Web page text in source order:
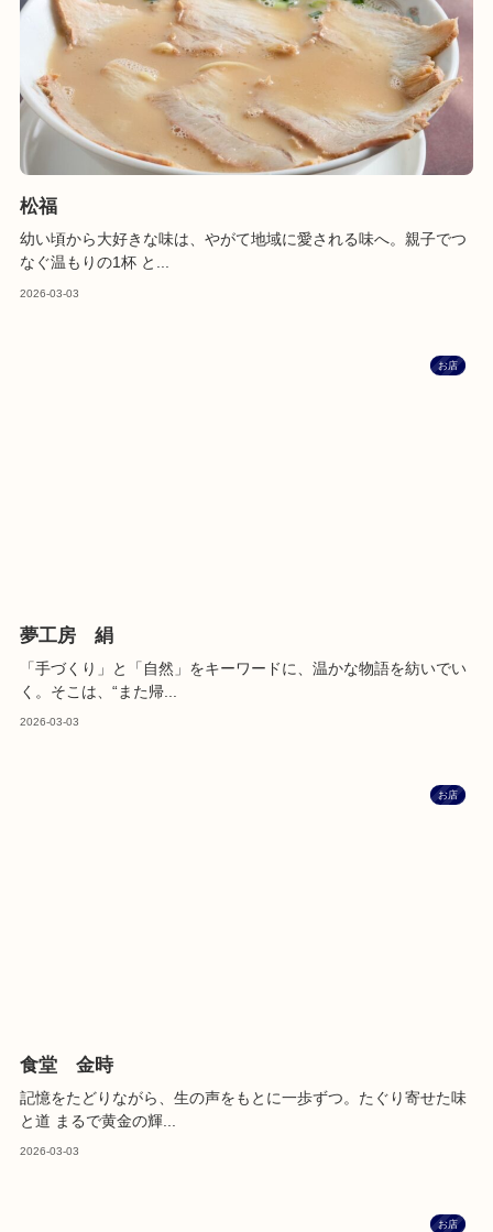
松福
幼い頃から大好きな味は、やがて地域に愛される味へ。親子でつ
なぐ温もりの1杯 と...
2026-03-03
お店
夢工房 絹
「手づくり」と「自然」をキーワードに、温かな物語を紡いでい
く。そこは、“また帰...
2026-03-03
お店
食堂 金時
記憶をたどりながら、生の声をもとに一歩ずつ。たぐり寄せた味
と道 まるで黄金の輝...
2026-03-03
お店